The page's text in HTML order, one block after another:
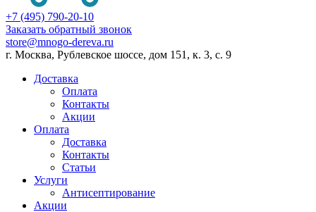
+7 (495) 790-20-10
Заказать обратный звонок
store@mnogo-dereva.ru
г. Москва, Рублевское шоссе, дом 151, к. 3, с. 9
Доставка
Оплата
Контакты
Акции
Оплата
Доставка
Контакты
Статьи
Услуги
Антисептирование
Акции